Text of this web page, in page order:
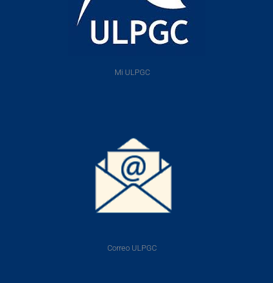
Mi ULPGC
Correo ULPGC